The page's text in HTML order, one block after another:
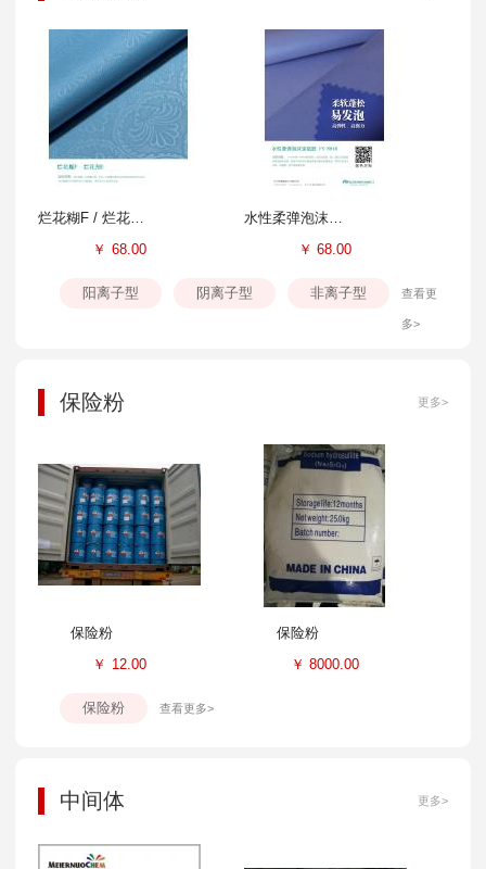
烂花糊F / 烂花剂E
￥ 68.00
水性柔弹泡沫涂层胶FS-804B
￥ 68.00
阳离子型 阴离子型 非离子型 查看更
多>
保险粉 更多>
保险粉
￥ 12.00
保险粉
￥ 8000.00
保险粉 查看更多>
中间体 更多>